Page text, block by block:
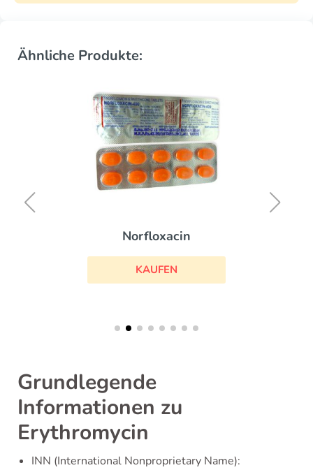
Ähnliche Produkte:
Norfloxacin
KAUFEN
Grundlegende
Informationen zu
Erythromycin
INN (International Nonproprietary Name):